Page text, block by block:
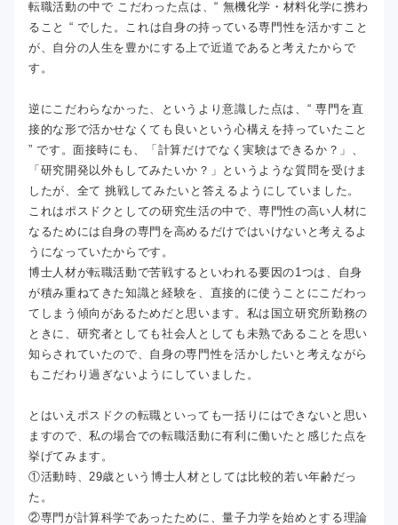
転職活動の中で こだわった点は、“ 無機化学・材料化学に携わ
ること “ でした。これは自身の持っている専門性を活かすこと
が、自分の人生を豊かにする上で近道であると考えたからで
す。
逆にこだわらなかった、というより意識した点は、“ 専門を直
接的な形で活かせなくても良いという心構えを持っていたこと
” です。面接時にも、「計算だけでなく実験はできるか？」、
「研究開発以外もしてみたいか？」というような質問を受けま
したが、全て 挑戦してみたいと答えるようにしていました。
これはポスドクとしての研究生活の中で、専門性の高い人材に
なるためには自身の専門を高めるだけではいけないと考えるよ
うになっていたからです。
博士人材が転職活動で苦戦するといわれる要因の1つは、自身
が積み重ねてきた知識と経験を、直接的に使うことにこだわっ
てしまう傾向があるためだと思います。私は国立研究所勤務の
ときに、研究者としても社会人としても未熟であることを思い
知らされていたので、自身の専門性を活かしたいと考えながら
もこだわり過ぎないようにしていました。
とはいえポスドクの転職といっても一括りにはできないと思い
ますので、私の場合での転職活動に有利に働いたと感じた点を
挙げてみます。
①活動時、29歳という博士人材としては比較的若い年齢だっ
た。
②専門が計算科学であったために、量子力学を始めとする理論